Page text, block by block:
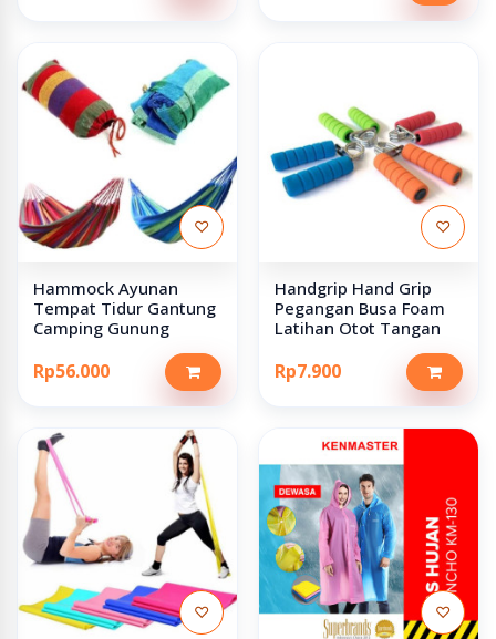
♡
Hammock Ayunan
Tempat Tidur Gantung
Camping Gunung
Rp56.000
♡
Handgrip Hand Grip
Pegangan Busa Foam
Latihan Otot Tangan
Rp7.900
♡ ♡